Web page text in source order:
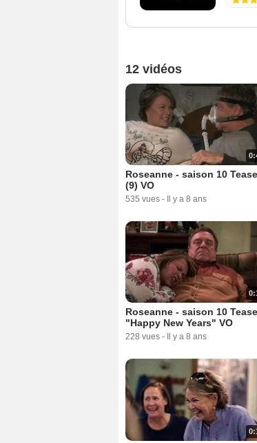
12 vidéos
Roseanne - saison 10
(9) VO
535 vues - Il y a 8 ans
Roseanne - saison 10
"Happy New Years" VO
228 vues - Il y a 8 ans